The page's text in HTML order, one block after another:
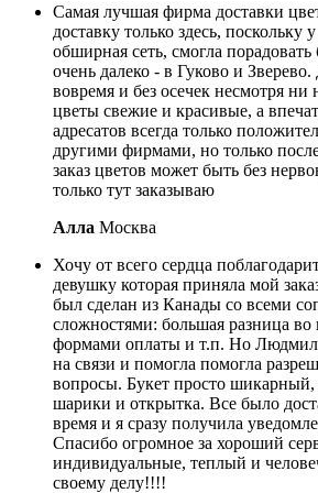
Самая лучшая фирма доставки
доставку только здесь, поскольку
обширная сеть, смогла
очень далеко - в Гуково и Зверево.
вовремя и без осечек несмотря ни
цветы свежие и красивые, а
адресатов всегда только
другими фирмами, но только
заказ цветов может быть без
только тут заказываю
Алла Москва
Хочу от всего сердца
девушку которая приняла мой
был сделан из Канады со всеми
сложностями: большая разница
формами оплаты и т.п. Но
на связи и помогла помогла
вопросы. Букет просто
шарики и открытка. Все было
время и я сразу получила
Спасибо огромное за хороший
индивидуальные, теплый и
своему делу!!!!